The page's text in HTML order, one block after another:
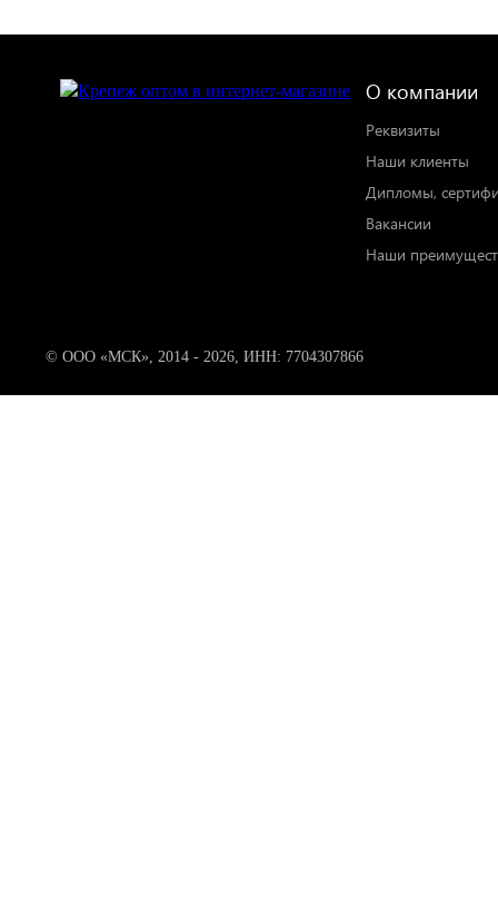
О компании
Реквизиты
Наши клиенты
Дипломы,
Вакансии
Наши
© ООО «МСК», 2014 - 2026, ИНН: 7704307866